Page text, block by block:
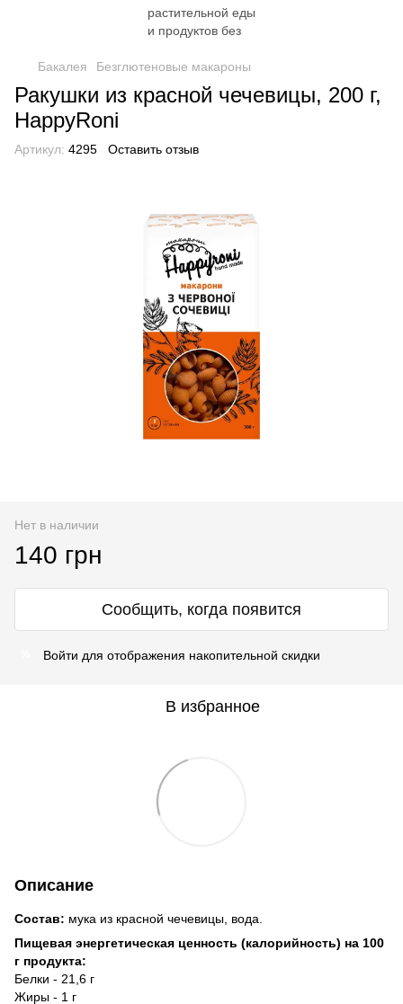
Бакалея Безглютеновые макароны
Ракушки из красной чечевицы, 200 г,
HappyRoni
Артикул: 4295 Оставить отзыв
Нет в наличии
140 грн
Сообщить, когда появится
Войти для отображения накопительной скидки
В избранное
Описание
Состав: мука из красной чечевицы, вода.
Пищевая энергетическая ценность (калорийность) на 100
г продукта:
Белки - 21,6 г
Жиры - 1 г